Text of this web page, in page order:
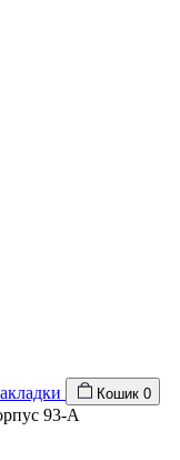
Кошик 0
93-А